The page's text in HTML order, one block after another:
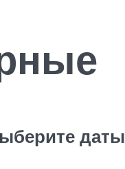
даты